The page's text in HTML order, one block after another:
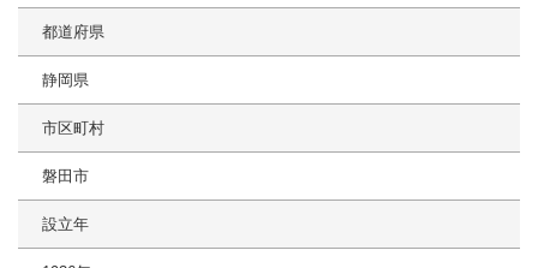
都道府県
静岡県
市区町村
磐田市
設立年